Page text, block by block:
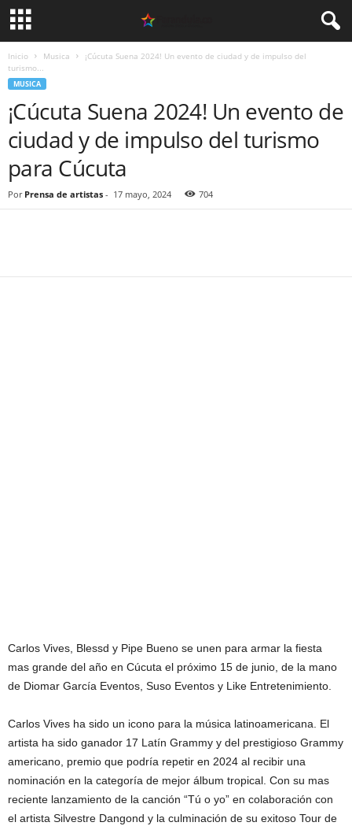
Inicio Musica
¡Cúcuta Suena 2024! Un evento de ciudad y de impulso del
turismo...
MUSICA
¡Cúcuta Suena 2024! Un evento de
ciudad y de impulso del turismo
para Cúcuta
Por Prensa de artistas - 17 mayo, 2024 704
Carlos Vives, Blessd y Pipe Bueno se unen para armar la fiesta
mas grande del año en Cúcuta el próximo 15 de junio, de la mano
de Diomar García Eventos, Suso Eventos y Like Entretenimiento.
Carlos Vives ha sido un icono para la música latinoamericana. El
artista ha sido ganador 17 Latín Grammy y del prestigioso Grammy
americano, premio que podría repetir en 2024 al recibir una
nominación en la categoría de mejor álbum tropical. Con su mas
reciente lanzamiento de la canción “Tú o yo” en colaboración con
el artista Silvestre Dangond y la culminación de su exitoso Tour de